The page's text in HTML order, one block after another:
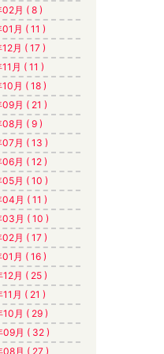
月 ( 8 )
月 ( 11 )
月 ( 17 )
月 ( 11 )
月 ( 18 )
月 ( 21 )
月 ( 9 )
月 ( 13 )
月 ( 12 )
月 ( 10 )
月 ( 11 )
月 ( 10 )
月 ( 17 )
月 ( 16 )
月 ( 25 )
月 ( 21 )
月 ( 29 )
09月 ( 32 )
月 ( 27 )